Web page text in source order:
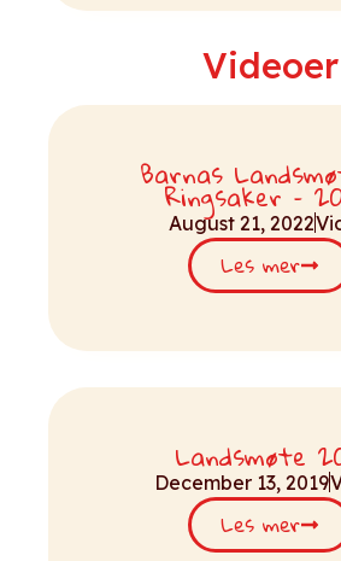
Videoer
Barnas
Ringsaker –
August 21, 2022
Les mer
Landsmøte
December 13, 2019
Les mer